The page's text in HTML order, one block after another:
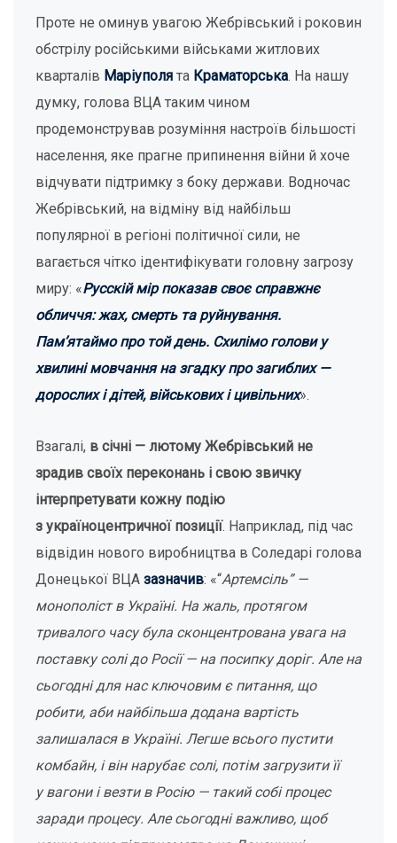
Проте не оминув увагою Жебрівський і роковин
обстрілу російськими військами житлових
кварталів Маріуполя та Краматорська. На нашу
думку, голова ВЦА таким чином
продемонстрував розуміння настроїв більшості
населення, яке прагне припинення війни й хоче
відчувати підтримку з боку держави. Водночас
Жебрівський, на відміну від найбільш
популярної в регіоні політичної сили, не
вагається чітко ідентифікувати головну загрозу
миру: «Русскій мір показав своє справжнє
обличчя: жах, смерть та руйнування.
Пам’ятаймо про той день. Схилімо голови у
хвилині мовчання на згадку про загиблих —
дорослих і дітей, військових і цивільних».
Взагалі, в січні — лютому Жебрівський не
зрадив своїх переконань і свою звичку
інтерпретувати кожну подію
з україноцентричної позиції. Наприклад, під час
відвідин нового виробництва в Соледарі голова
Донецької ВЦА зазначив: «“Артемсіль” —
монополіст в Україні. На жаль, протягом
тривалого часу була сконцентрована увага на
поставку солі до Росії — на посипку доріг. Але на
сьогодні для нас ключовим є питання, що
робити, аби найбільша додана вартість
залишалася в Україні. Легше всього пустити
комбайн, і він нарубає солі, потім загрузити її
у вагони і везти в Росію — такий собі процес
заради процесу. Але сьогодні важливо, щоб